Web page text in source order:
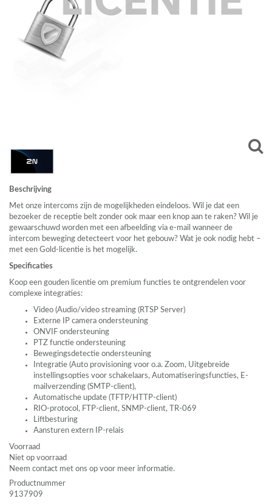
Beschrijving
Met onze intercoms zijn de mogelijkheden eindeloos. Wil je dat een
bezoeker de receptie belt zonder ook maar een knop aan te raken? Wil je
gewaarschuwd worden met een afbeelding via e-mail wanneer de
intercom beweging detecteert voor het gebouw? Wat je ook nodig hebt –
met een Gold-licentie is het mogelijk.
Specificaties
Koop een gouden licentie om premium functies te ontgrendelen voor
complexe integraties:
Video (Audio/video streaming (RTSP Server)
Externe IP camera ondersteuning
ONVIF ondersteuning
PTZ functie ondersteuning
Bewegingsdetectie ondersteuning
Integratie (Auto provisioning voor o.a. Zoom, Uitgebreide
instellingsopties voor schakelaars, Automatiseringsfuncties, E-
mailverzending (SMTP-client),
Automatische update ( TFTP/HTTP-client)
RIO-protocol, FTP-client, SNMP-client, TR-069
Liftbesturing
Aansturen extern IP-relais
Voorraad
Niet op voorraad
Neem contact met ons op voor meer informatie.
Productnummer
9137909